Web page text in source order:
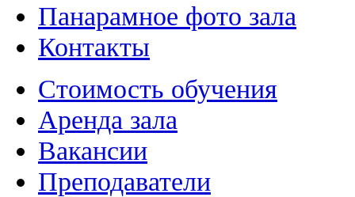
Панарамное фото зала
Контакты
Стоимость обучения
Аренда зала
Вакансии
Преподаватели